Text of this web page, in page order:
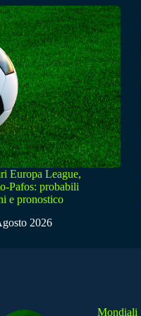
Europa League,
Pafos: probabili
e pronostico
2026
Mondiali